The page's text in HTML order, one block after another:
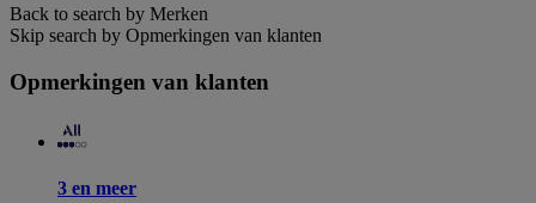
Back to search by Merken
Skip search by Opmerkingen van klanten
Opmerkingen van klanten
3 en meer